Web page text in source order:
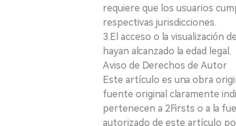
requiere que los usuarios
respectivas jurisdicciones.
3.El acceso o la
hayan alcanzado la edad legal.
Aviso de Derechos de Autor
Este artículo es una obra
fuente original claramente
pertenecen a 2Firsts o a la
autorizado de este artículo